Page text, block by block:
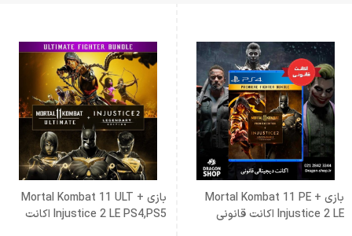
بازی Mortal Kombat 11 PE +
Injustice 2 LE اکانت قانونی
بازی Mortal Kombat 11 ULT +
Injustice 2 LE PS4,PS5 اکانت